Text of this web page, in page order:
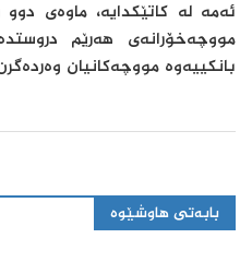
ئەمە لە کاتێکدایە، ماوەی
مووچەخۆرانەی هەرێم
بانکییەوە مووچەکانیان
بابەتی هاوشێوە